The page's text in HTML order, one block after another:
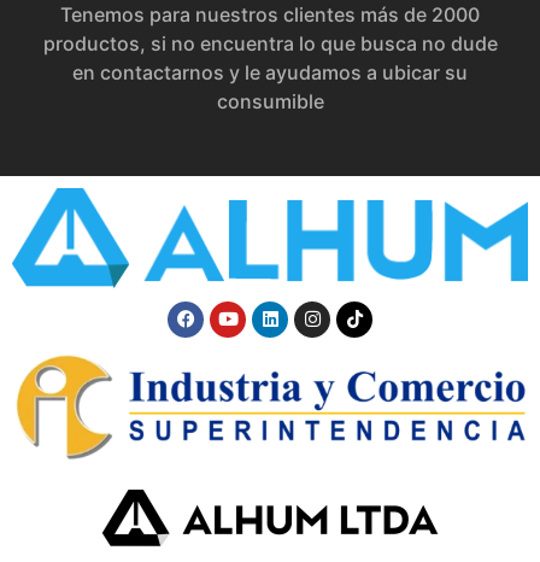
Tenemos para nuestros clientes más de 2000
productos, si no encuentra lo que busca no dude
en contactarnos y le ayudamos a ubicar su
consumible